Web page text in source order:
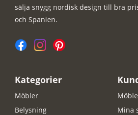
sälja snygg nordisk design till bra
och Spanien.
Kategorier
Möbler
Belysning
Mina